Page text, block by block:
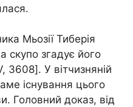
Мьозії Тиберія
скупо згадує його
3608]. У вітчизняній
існування цього
Головний доказ, від